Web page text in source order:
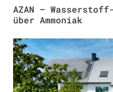
AZAN –
über Ammoniak